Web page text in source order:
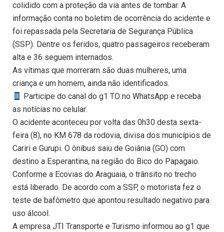
colidido com a proteção da via antes de tombar. A
informação conta no boletim de ocorrência do acidente e
foi repassada pela Secretaria de Segurança Pública
(SSP). Dentre os feridos, quatro passageiros receberam
alta e 36 seguem internados.
As vítimas que morreram são duas mulheres, uma
criança e um homem, ainda não identificados.
Participe do canal do g1 TO no WhatsApp e receba
as notícias no celular.
O acidente aconteceu por volta das 0h30 desta sexta-
feira (8), no KM 678 da rodovia, divisa dos municípios de
Cariri e Gurupi. O ônibus saiu de Goiânia (GO) com
destino a Esperantina, na região do Bico do Papagaio.
Conforme a Ecovias do Araguaia, o trânsito no trecho
está liberado. De acordo com a SSP, o motorista fez o
teste de bafômetro que apontou resultado negativo para
uso álcool.
A empresa JTI Transporte e Turismo informou ao g1 que